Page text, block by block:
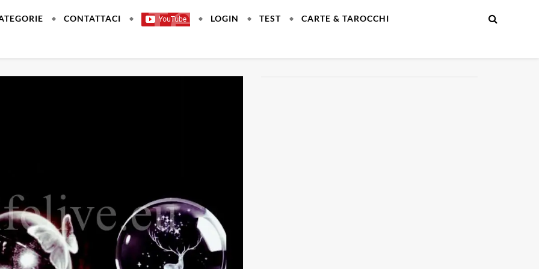
CONTATTACI LOGIN TEST CARTE & TAROCCHI